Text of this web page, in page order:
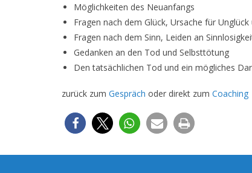
Möglichkeiten des Neuanfangs
Fragen nach dem Glück, Ursache für
Fragen nach dem Sinn, Leiden an
Gedanken an den Tod und Selbsttötung
Den tatsächlichen Tod und ein mögliches
zurück zum Gespräch oder direkt zum Coaching